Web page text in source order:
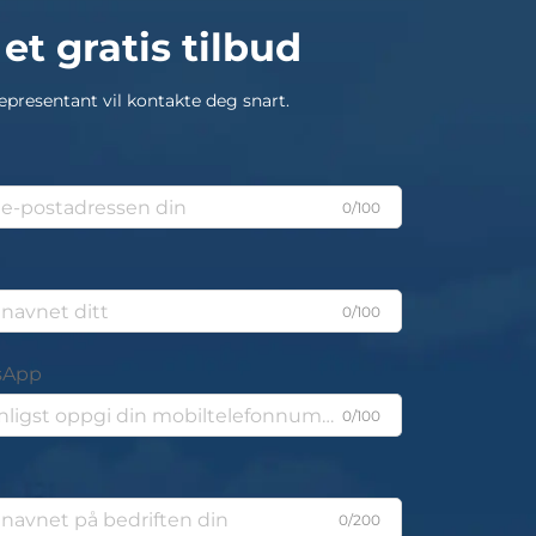
et gratis tilbud
vil kontakte deg snart.
0/100
0/100
0/100
0/200